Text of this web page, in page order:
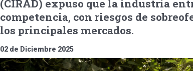
(CIRAD) expuso que la industria
competencia, con riesgos de
los principales mercados.
02 de Diciembre 2025